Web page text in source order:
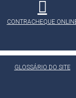
CONTRACHEQUE
GLOSSÁRIO DO SITE